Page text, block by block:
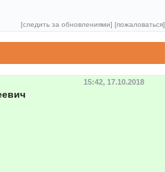
[следить за обновлениями] [пожаловаться]
15:42, 17.10.2018